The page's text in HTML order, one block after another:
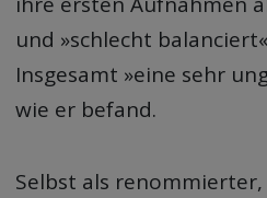
und »schlecht
Insgesamt »eine sehr
wie er befand.
Selbst als